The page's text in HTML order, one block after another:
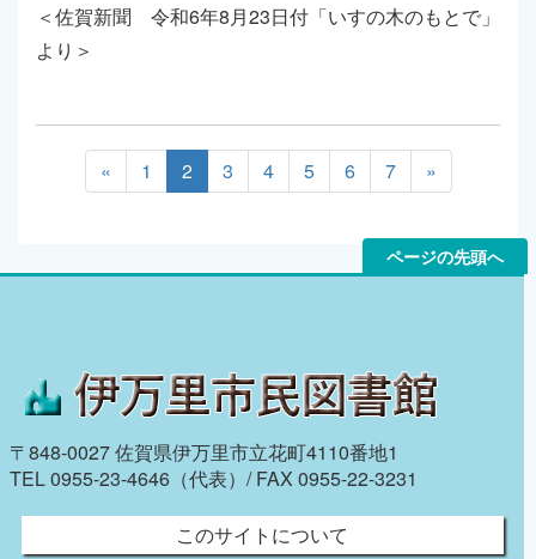
＜佐賀新聞 令和6年8月23日付「いすの木のもとで」
より＞
« 1 2 3 4 5 6 7 »
ページの先頭へ
〒848-0027 佐賀県伊万里市立花町4110番地1
TEL 0955-23-4646（代表）/ FAX 0955-22-3231
このサイトについて